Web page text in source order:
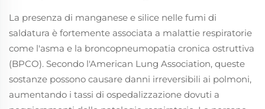
La presenza di manganese e silice nelle fumi di
saldatura è fortemente associata a malattie respiratorie
come l'asma e la broncopneumopatia cronica ostruttiva
(BPCO). Secondo l'American Lung Association, queste
sostanze possono causare danni irreversibili ai polmoni,
aumentando i tassi di ospedalizzazione dovuti a